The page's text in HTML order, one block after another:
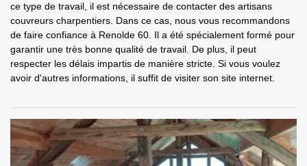
ce type de travail, il est nécessaire de contacter des artisans
couvreurs charpentiers. Dans ce cas, nous vous recommandons
de faire confiance à Renolde 60. Il a été spécialement formé pour
garantir une très bonne qualité de travail. De plus, il peut
respecter les délais impartis de manière stricte. Si vous voulez
avoir d'autres informations, il suffit de visiter son site internet.